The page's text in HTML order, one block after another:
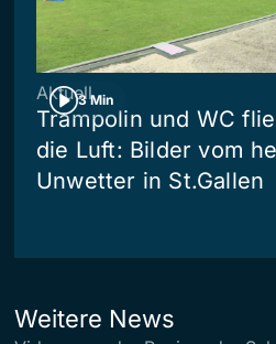
3 Min
Aktuell
Trampolin und WC
die Luft: Bilder vom
Unwetter in St.Gallen
Weitere News